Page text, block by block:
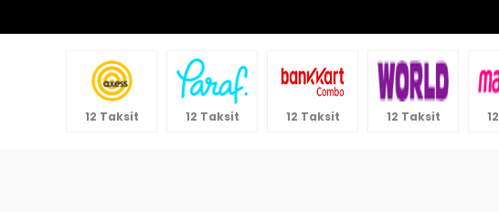
12 Taksit 12 Taksit 12 Taksit 12 Taksit